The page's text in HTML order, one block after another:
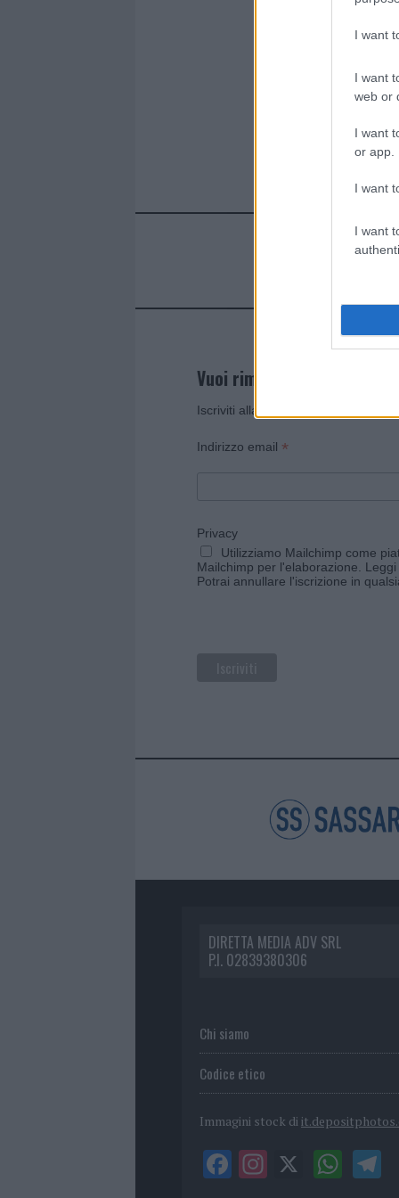
I want
I want
web or
I want
or app.
I want
I want
Vuoi rimanere sempre
Iscriviti alla newsletter di Gallura
Indirizzo email *
Privacy
Utilizziamo Mailchimp come
Mailchimp per l'elaborazione.
Potrai annullare l'iscrizione in
DIRETTA MEDIA ADV SRL
P.I. 02839380306
Chi siamo
Codice etico
Immagini stock di